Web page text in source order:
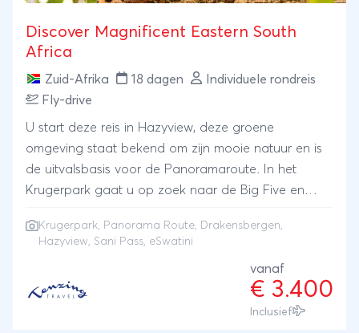
Discover Magnificent Eastern South
Africa
Zuid-Afrika 18 dagen
Individuele rondreis
Fly-drive
U start deze reis in Hazyview, deze groene
omgeving staat bekend om zijn mooie natuur en is
de uitvalsbasis voor de Panoramaroute. In het
Krugerpark gaat u op zoek naar de Big Five en
(Swaziland). Een verblijf in de Drakensbergen staat
overweldigende natuur hier. In dit gebied hebben
we extra dagen ingepland voor een excursie via de
Sani pass naar het koninkrijk Lesotho. U heeft de
Krugerpark, Panorama Route, Drakensbergen,
Hazyview, Sani Pass, eSwatini
vanaf
€ 3.400
Inclusief